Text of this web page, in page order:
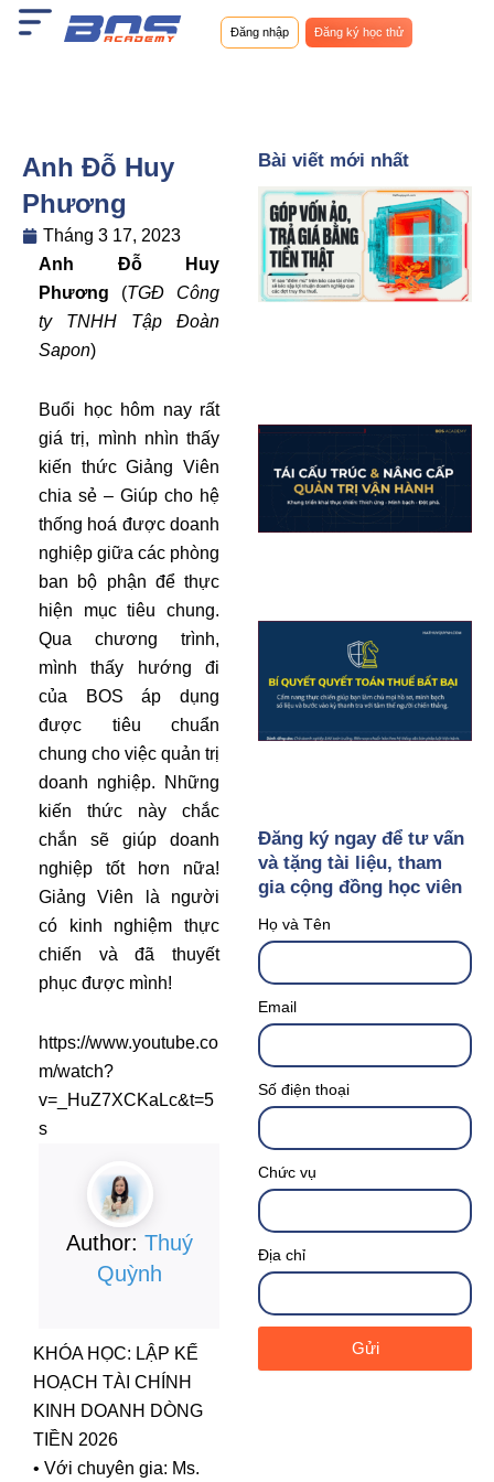
Nhảy
tới
Đăng nhập Đăng ký học thử
Anh Đỗ Huy
Phương
Tháng 3 17, 2023
Anh Đỗ Huy
Phương (TGĐ Công
ty TNHH Tập Đoàn
Sapon)
Buổi học hôm nay rất
giá trị, mình nhìn thấy
kiến thức Giảng Viên
chia sẻ – Giúp cho hệ
thống hoá được doanh
nghiệp giữa các phòng
ban bộ phận để thực
hiện mục tiêu chung.
Qua chương trình,
mình thấy hướng đi
của BOS áp dụng
được tiêu chuẩn
chung cho việc quản trị
doanh nghiệp. Những
kiến thức này chắc
chắn sẽ giúp doanh
nghiệp tốt hơn nữa!
Giảng Viên là người
có kinh nghiệm thực
chiến và đã thuyết
phục được mình!
https://www.youtube.co
m/watch?
v=_HuZ7XCKaLc&t=5
s
Author: Thuý
Quỳnh
KHÓA HỌC: LẬP KẾ
HOẠCH TÀI CHÍNH
KINH DOANH DÒNG
TIỀN 2026
• Với chuyên gia: Ms.
Bài viết mới nhất
Đăng ký ngay để tư vấn
và tặng tài liệu, tham
gia cộng đồng học viên
Họ và Tên
Email
Số điện thoại
Chức vụ
Địa chỉ
Gửi